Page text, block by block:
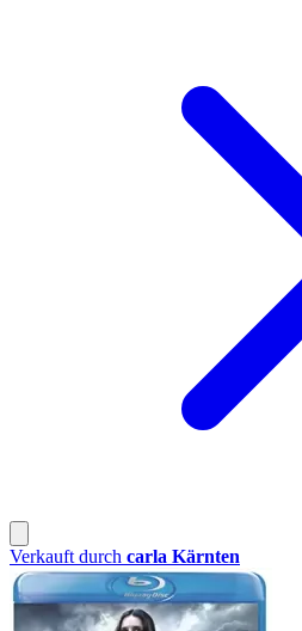
Verkauft durch carla Kärnten